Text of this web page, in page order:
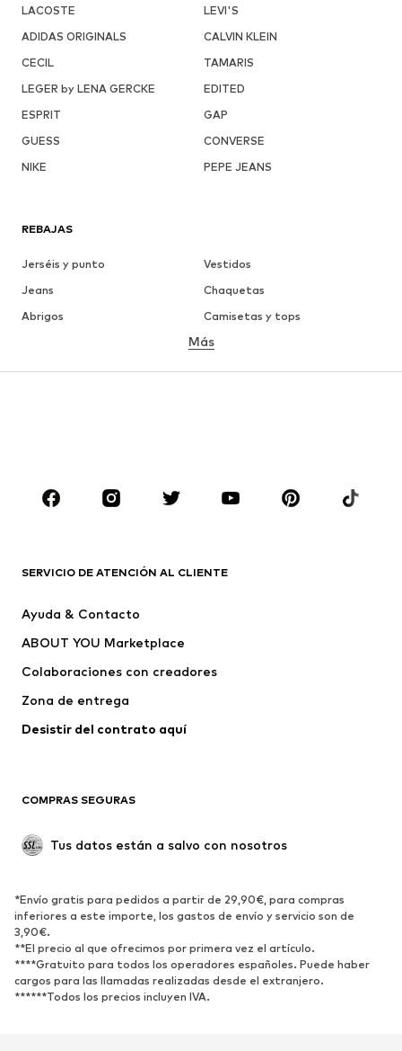
LACOSTE
LEVI'S
ADIDAS ORIGINALS
CALVIN KLEIN
CECIL
TAMARIS
LEGER by LENA GERCKE
EDITED
ESPRIT
GAP
GUESS
CONVERSE
NIKE
PEPE JEANS
REBAJAS
Jerséis y punto
Vestidos
Jeans
Chaquetas
Abrigos
Camisetas y tops
Ropa interior
Zapatos
Deporte
Vestidos
Camisetas y tops
Chaquetas
Jerséis y punto
Ropa interior
Abrigos
Tallas grandes
Reciclado
ZAPATOS
Nuevo
Zapatillas de deporte
Botines
Zapatos de tacón y plataforma Botas
Más
SERVICIO DE ATENCIÓN AL CLIENTE
Ayuda & Contacto
ABOUT YOU Marketplace
Colaboraciones con creadores
Zona de entrega
Desistir del contrato aquí
COMPRAS SEGURAS
Tus datos están a salvo con nosotros
*Envío gratis para pedidos a partir de 29,90€, para compras
inferiores a este importe, los gastos de envío y servicio son de
3,90€.
**El precio al que ofrecimos por primera vez el artículo.
****Gratuito para todos los operadores españoles. Puede haber
cargos para las llamadas realizadas desde el extranjero.
******Todos los precios incluyen IVA.